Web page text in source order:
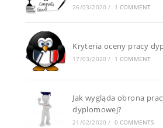
26/03/2020 / 1 COMMENT
Kryteria oceny pracy
17/03/2020 / 1 COMMENT
Jak wygląda obrona
dyplomowej?
21/02/2020 / 0 COMMENTS